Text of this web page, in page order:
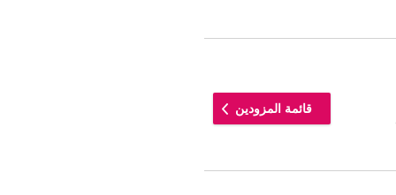
قائمة المزودين